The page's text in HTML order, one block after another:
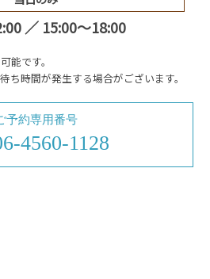
／ 15:00～18:00
能です。
ち時間が発生する場合がございます。
予約専用番号
4560-1128